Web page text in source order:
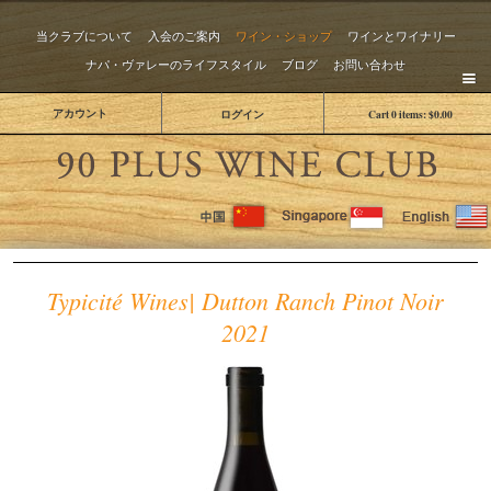
当クラブについて 入会のご案内 ワイン・ショップ
ワインとワイナリー
ナパ・ヴァレーのライフスタイル
ブログ お問い合わせ
Cart0items:$0.00
アカウント ログイン
The
Typicité Wines| Dutton Ranch Pinot Noir
2021